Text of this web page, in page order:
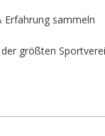
Erfahrung sammeln
größten